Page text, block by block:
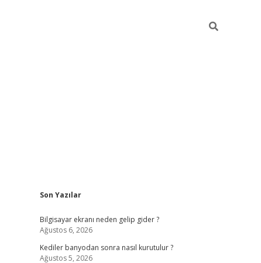
Sidebar
Son Yazılar
Bilgisayar ekranı neden gelip gider ?
Ağustos 6, 2026
Kediler banyodan sonra nasıl kurutulur ?
Ağustos 5, 2026